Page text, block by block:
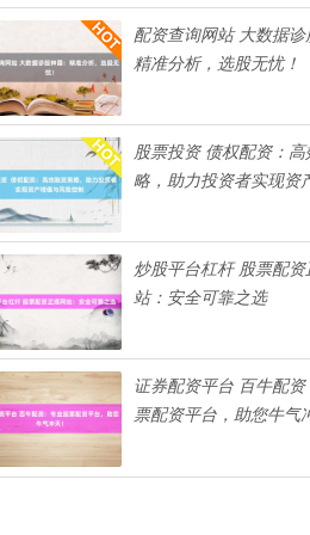
配资查询网站 大数据诊
精准分析，选股无忧！
股票投资 债权配资：高效融资策
略，助力投资者实现资
炒股平台杠杆 股票配
站：安全可靠之选
证券配资平台 百牛配
票配资平台，助您牛气